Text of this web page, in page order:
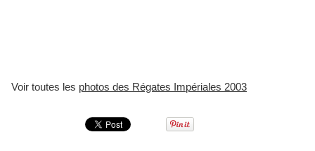
Voir toutes les photos des Régates Impériales 2003